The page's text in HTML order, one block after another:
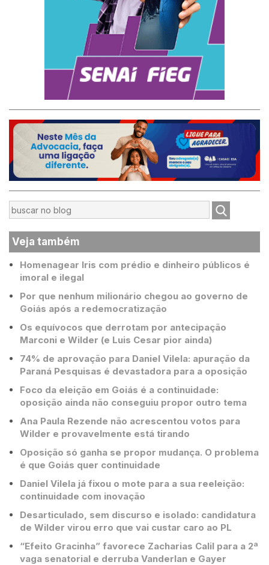
Veja também
Homenagear Iris com prédio e dinheiro públicos é
imoral e ilegal
Por que nenhum milionário chegou ao governo de
Goiás após a redemocratização
Os equívocos que derrotam por antecipação
Marconi e Wilder (e Luis Cesar pior ainda)
74% de aprovação para Daniel Vilela: apuração da
Paraná Pesquisas é devastadora para a oposição
Foco da eleição em Goiás é a continuidade:
oposição ainda não conseguiu propor outro tema
Ana Paula Rezende não acrescentou votos para
Wilder e provavelmente está tirando
Oposição só ganha se propor mudança. O problema
é que Goiás quer continuidade
Daniel Vilela já fixou o mote para a sua reeleição:
continuidade com inovação
Desarticulado, sem discurso e isolado: candidatura
de Wilder virou erro que vai custar caro ao PL
“Efeito Gracinha” favorece Zacharias Calil para a 2ª
vaga senatorial e derruba Vanderlan e Gayer